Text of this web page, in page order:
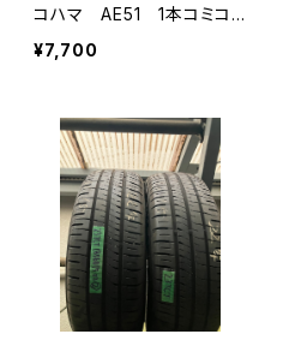
コハマ AE51 1本コミコミ
セット
¥7,700